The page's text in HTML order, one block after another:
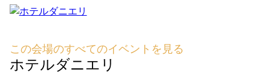
この会場のすべてのイベントを見る
ホテルダニエリ